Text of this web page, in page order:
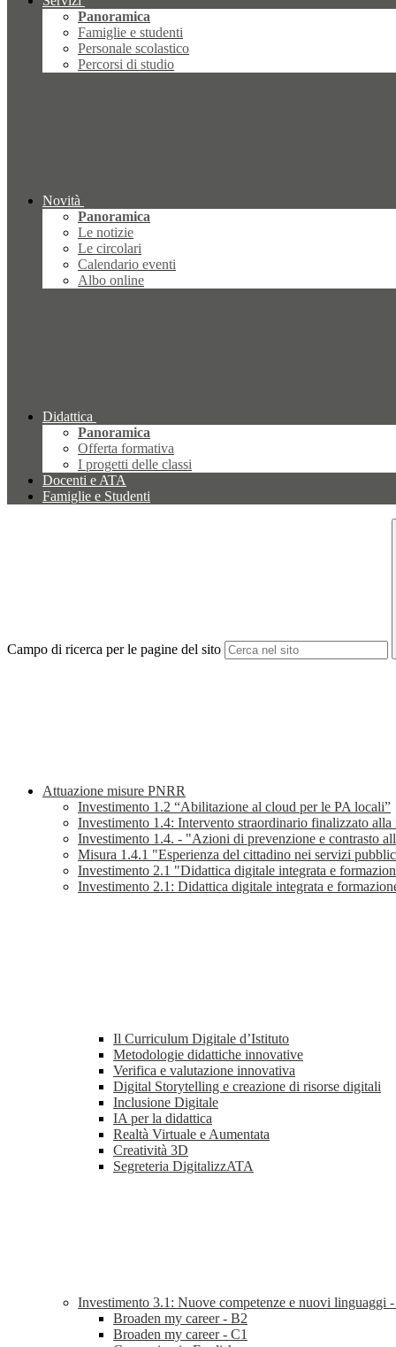
Panoramica
Famiglie e studenti
Personale scolastico
Percorsi di studio
Novità
Panoramica
Le notizie
Le circolari
Calendario eventi
Albo online
Didattica
Panoramica
Offerta formativa
I progetti delle classi
Docenti e ATA
Famiglie e Studenti
Campo di ricerca per le pagine del sito
Attuazione misure PNRR
Investimento 1.2 “Abilitazione al cloud per le PA locali”
Investimento 1.4: Intervento straordinario finalizzato
Investimento 1.4. - "Azioni di prevenzione e contrasto
Misura 1.4.1 "Esperienza del cittadino nei servizi
Investimento 2.1 "Didattica digitale integrata e
Investimento 2.1: Didattica digitale integrata e
Il Curriculum Digitale d’Istituto
Metodologie didattiche innovative
Verifica e valutazione innovativa
Digital Storytelling e creazione di risorse digitali
Inclusione Digitale
IA per la didattica
Realtà Virtuale e Aumentata
Creatività 3D
Segreteria DigitalizzATA
Investimento 3.1: Nuove competenze e nuovi
Broaden my career - B2
Broaden my career - C1